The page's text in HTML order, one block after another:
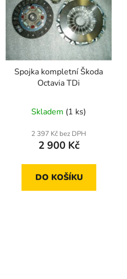
Spojka kompletní Škoda
Octavia TDi
Skladem (1 ks)
2 397 Kč bez DPH
2 900 Kč
DO KOŠÍKU